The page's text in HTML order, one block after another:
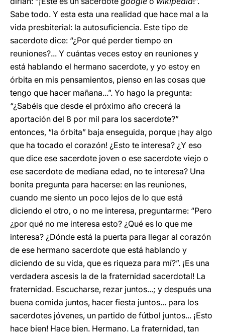
Sabe todo. Y esta esta una realidad que hace mal a la
vida presbiterial: la autosuficiencia. Este tipo de
sacerdote dice: “¿Por qué perder tiempo en
reuniones?... Y cuántas veces estoy en reuniones y
está hablando el hermano sacerdote, y yo estoy en
órbita en mis pensamientos, pienso en las cosas que
tengo que hacer mañana...”. Yo hago la pregunta:
“¿Sabéis que desde el próximo año crecerá la
aportación del 8 por mil para los sacerdote?”
entonces, “la órbita” baja enseguida, porque ¡hay algo
que ha tocado el corazón! ¿Esto te interesa? ¿Y eso
que dice ese sacerdote joven o ese sacerdote viejo o
ese sacerdote de mediana edad, no te interesa? Una
bonita pregunta para hacerse: en las reuniones,
cuando me siento un poco lejos de lo que está
diciendo el otro, o no me interesa, preguntarme: “Pero
¿por qué no me interesa esto? ¿Qué es lo que me
interesa? ¿Dónde está la puerta para llegar al corazón
de ese hermano sacerdote que está hablando y
diciendo de su vida, que es riqueza para mí?”. ¡Es una
verdadera ascesis la de la fraternidad sacerdotal! La
fraternidad. Escucharse, rezar juntos...; y después una
buena comida juntos, hacer fiesta juntos... para los
sacerdotes jóvenes, un partido de fútbol juntos... ¡Esto
hace bien! Hace bien. Hermano. La fraternidad, tan